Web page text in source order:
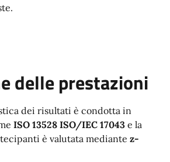
delle prestazioni
dei risultati è condotta in
ISO 13528 ISO/IEC 17043 e la
è valutata mediante z-